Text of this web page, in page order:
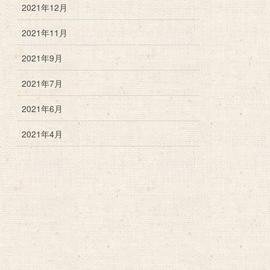
2021年12月
2021年11月
2021年9月
2021年7月
2021年6月
2021年4月